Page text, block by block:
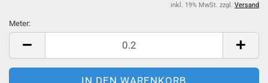
inkl. 19% MwSt. zzgl. Versand
Meter:
Meter